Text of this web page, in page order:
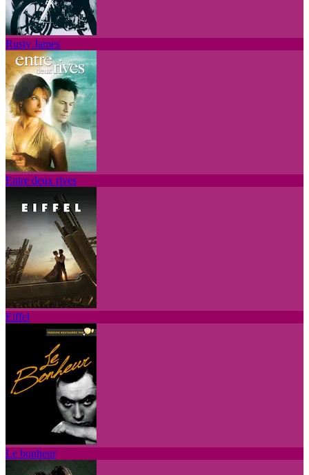
Rusty James
Entre deux rives
Eiffel
Le bonheur